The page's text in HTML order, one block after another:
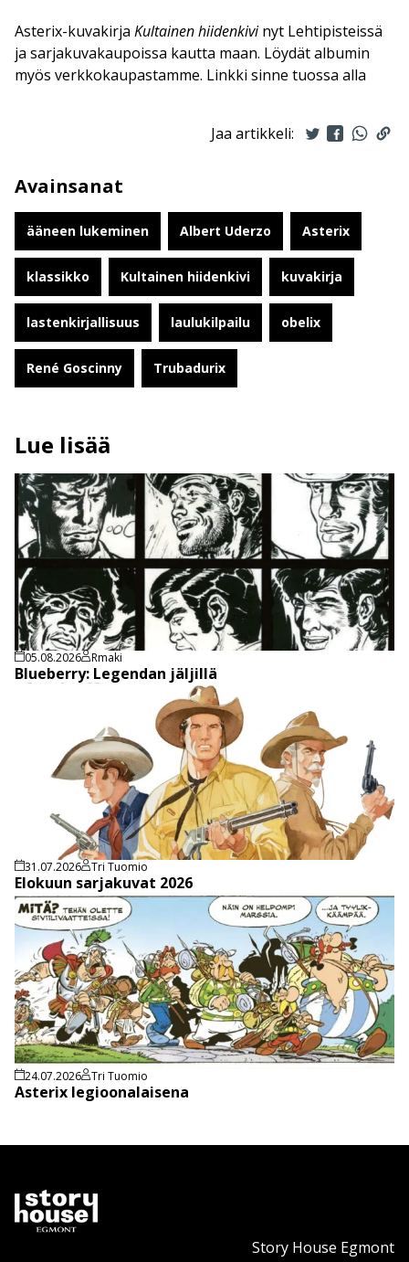
Asterix-kuvakirja Kultainen hiidenkivinyt Lehtipisteissä
ja sarjakuvakaupoissa kautta maan. Löydät albumin
myös verkkokaupastamme. Linkki sinne tuossa alla
Jaa artikkeli:
Avainsanat
ääneen lukeminen Albert Uderzo Asterix
klassikko Kultainen hiidenkivi kuvakirja
lastenkirjallisuus laulukilpailu obelix
René Goscinny Trubadurix
Lue lisää
05.08.2026 Rmaki
Blueberry: Legendan jäljillä
31.07.2026 Tri Tuomio
Elokuun sarjakuvat 2026
24.07.2026 Tri Tuomio
Asterix legioonalaisena
Story House Egmont